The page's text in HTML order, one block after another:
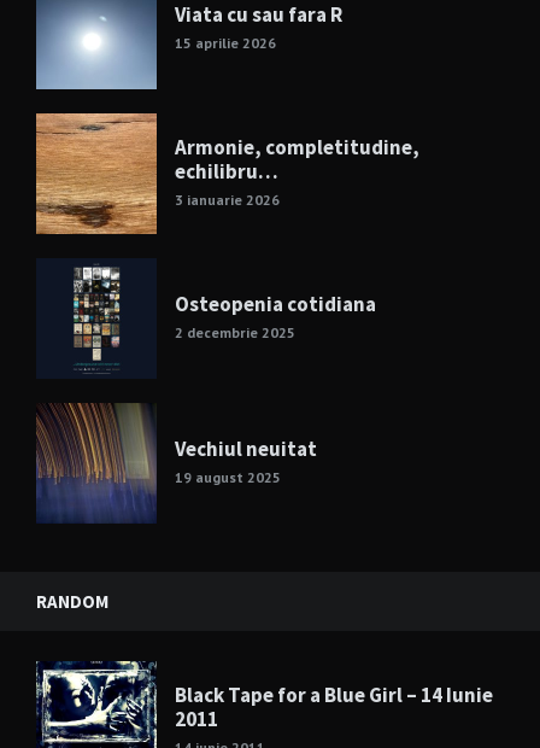
Viata cu sau fara R
15 aprilie 2026
Armonie, completitudine,
echilibru…
3 ianuarie 2026
Osteopenia cotidiana
2 decembrie 2025
Vechiul neuitat
19 august 2025
RANDOM
Black Tape for a Blue Girl – 14 Iunie
2011